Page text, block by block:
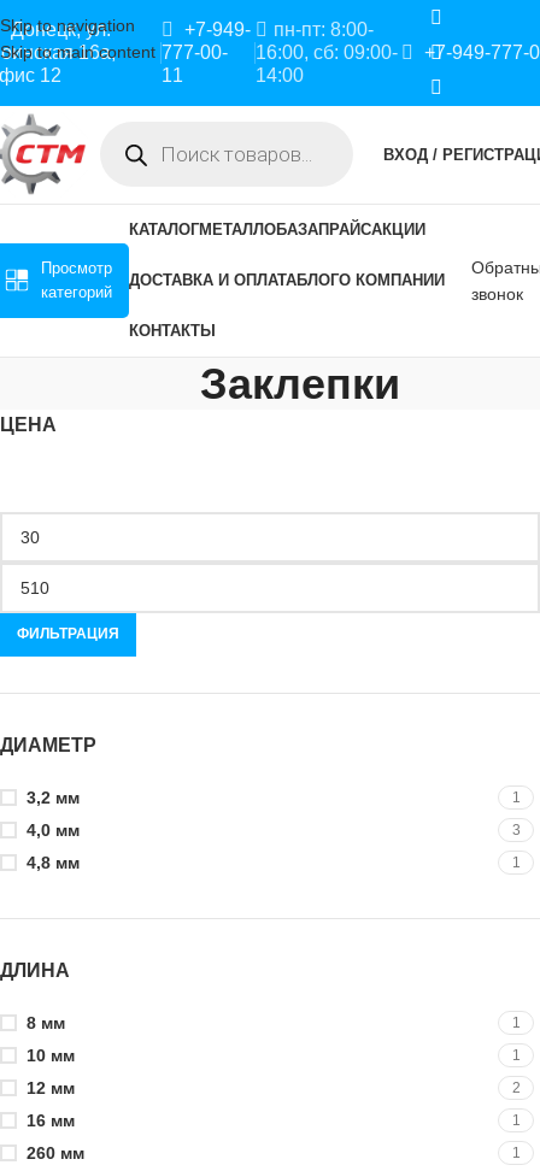
Skip to navigation
Skip to main content
Донецк, ул.
16а,
12
+7-949-
777-00-
11
пн-пт: 8:00-
16:00, сб: 09:00-
14:00
+7-949-777-
ВХОД /
Просмотр
категорий
КАТАЛОГМЕТАЛЛОБАЗАПРАЙСАКЦИИ
ДОСТАВКА И ОПЛАТАБЛОГО КОМПАНИИ
КОНТАКТЫ
звонок
Заклепки
ЦЕНА
ФИЛЬТРАЦИЯ
ДИАМЕТР
3,2 мм 1
4,0 мм 3
4,8 мм 1
ДЛИНА
8 мм 1
10 мм 1
12 мм 2
16 мм 1
260 мм 1